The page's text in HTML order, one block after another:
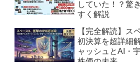
していた！？驚
すく解説
【完全解読】ス
初決算を超詳細
ャッシュとAI・